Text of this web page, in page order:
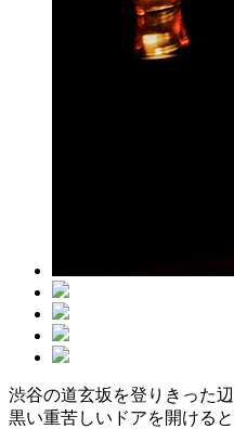
渋谷の道玄坂を登りきった
黒い重苦しいドアを開ける